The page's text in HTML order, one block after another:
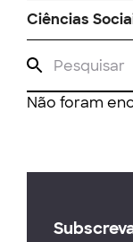
Ciências
Não foram